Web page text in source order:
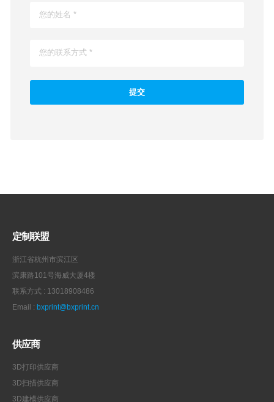
定制联盟
浙江省杭州市滨江区
滨康路101号海威大厦4楼
联系方式 : 13018908486
Email : bxprint@bxprint.cn
供应商
3D打印供应商
3D扫描供应商
3D建模供应商